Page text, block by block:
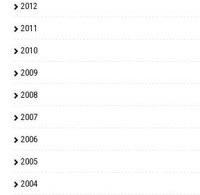
2012
2011
2010
2009
2008
2007
2006
2005
2004